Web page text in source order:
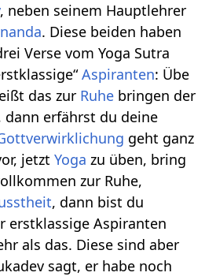
, neben seinem Hauptlehrer
. Diese beiden haben
Verse vom Yoga Sutra
Aspiranten: Übe
das zur Ruhe bringen der
dann erfährst du deine
geht ganz
jetztYoga zu üben, bring
zur Ruhe,
, dann bist du
erstklassige Aspiranten
als das. Diese sind aber
sagt, er habe noch